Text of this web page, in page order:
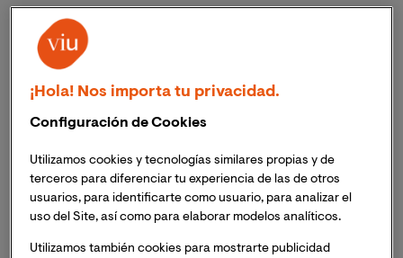
Publicado:
España peninsular) ;
masterclass online "Agresores sexuales: perfiles y
programas de intervención en centros penitenciarios".
Inscripción necesaria. Recibirás el mismo día del
evento un enlace para acceder a la sesión online.
¡Hola! Nos importa tu privacidad.
Configuración de Cookies
Utilizamos cookies y tecnologías similares propias y de
terceros para diferenciar tu experiencia de las de otros
usuarios, para identificarte como usuario, para analizar el
uso del Site, así como para elaborar modelos analíticos.
Utilizamos también cookies para mostrarte publicidad